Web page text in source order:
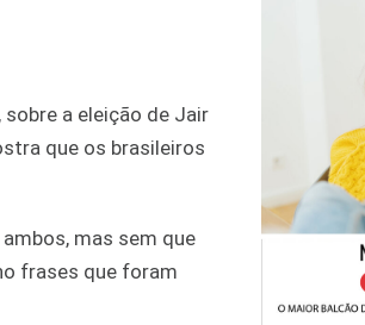
a eleição de Jair
que os brasileiros
mas sem que
frases que foram